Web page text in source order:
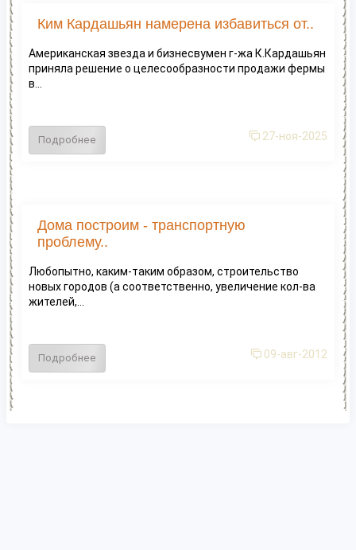
Ким Кардашьян намерена избавиться от..
Американская звезда и бизнесвумен г-жа К.Кардашьян
приняла решение о целесообразности продажи фермы
в...
Подробнее 27-ноя-2025
Дома построим - транспортную
проблему..
Любопытно, каким-таким образом, строительство
новых городов (а соответственно, увеличение кол-ва
жителей,...
Подробнее 09-авг-2012